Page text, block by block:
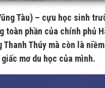
Tàu) – cựu học sinh
toàn phần của chính phủ
Thúy mà còn là
mơ du học của mình.